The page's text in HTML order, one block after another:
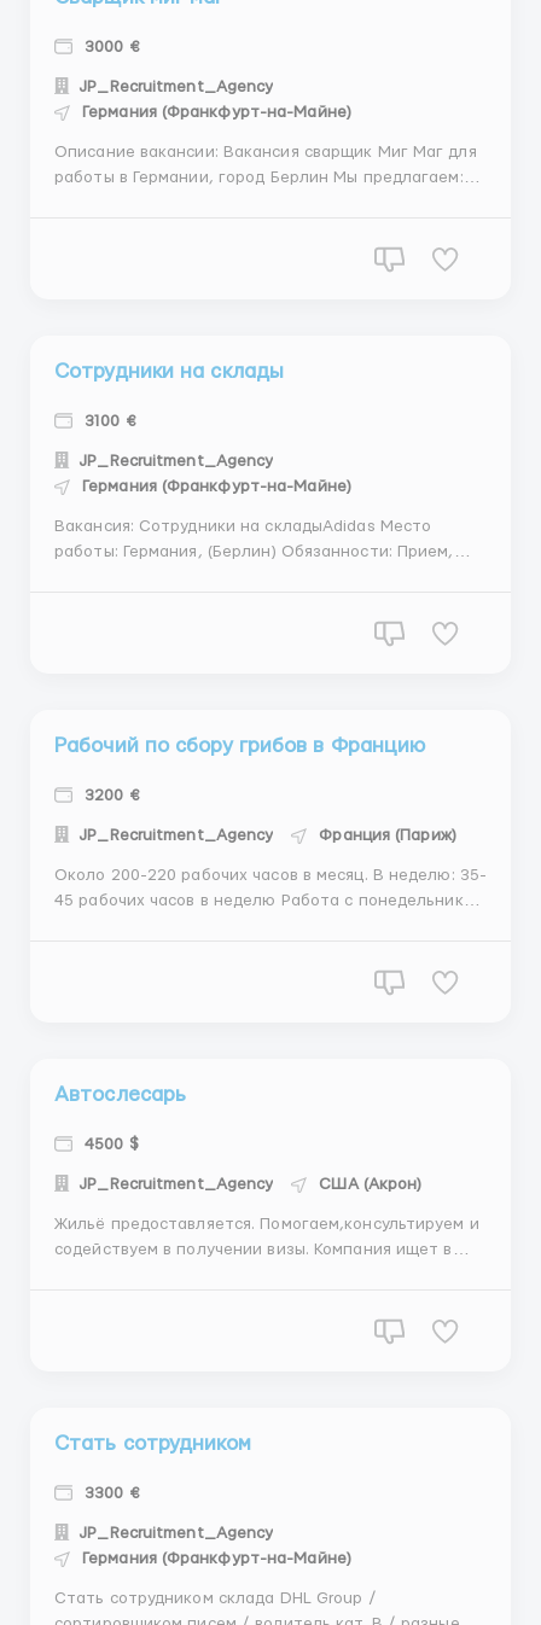
3000 €
JP_Recruitment_Agency
Германия (Франкфурт-на-Майне)
Описание вакансии: Вакансия сварщик Миг Маг для
работы в Германии, город Берлин Мы предлагаем:
служебный автомобиль (топливо за счет
Сотрудники на склады
3100 €
JP_Recruitment_Agency
Германия (Франкфурт-на-Майне)
Вакансия: Сотрудники на складыAdidas Место
работы: Германия, (Берлин) Обязанности: Прием,
Рабочий по сбору грибов в Францию
3200 €
JP_Recruitment_Agency Франция (Париж)
Около 200-220 рабочих часов в месяц. В неделю: 35-
45 рабочих часов в неделю Работа с понедельника
зависимости от того, где будут работать. Нормы
Автослесарь
4500 $
JP_Recruitment_Agency США (Акрон)
Жильё предоставляется. Помогаем,консультируем и
содействуем в получении визы. Компания ищет в
• Опыт работы не менее 3 - х лет • Действующие
Стать сотрудником
3300 €
JP_Recruitment_Agency
Германия (Франкфурт-на-Майне)
Стать сотрудником склада DHL Group /